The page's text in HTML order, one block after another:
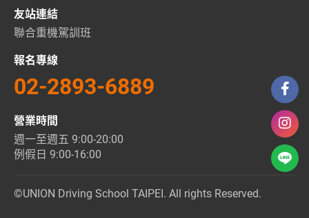
友站連結
聯合重機駕訓班
報名專線
02-2893-6889
營業時間
週一至週五 9:00-20:00
例假日 9:00-16:00
©UNION Driving School TAIPEI. All rights Reserved.